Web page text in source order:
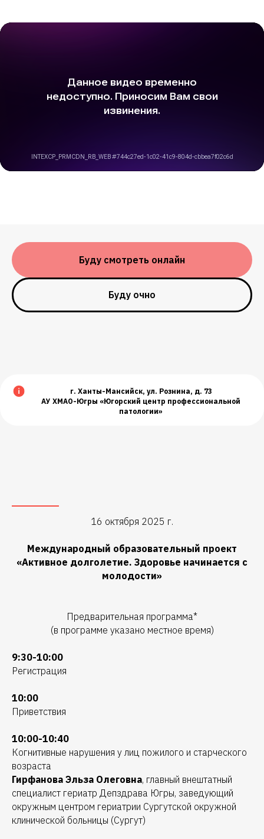
Буду смотреть онлайн
Буду очно
г. Ханты-Мансийск, ул. Рознина, д. 73
АУ ХМАО-Югры «Югорский центр профессиональной
патологии»
16 октября 2025 г.
Международный образовательный проект
«Активное долголетие. Здоровье начинается с
молодости»
Предварительная программа*
(в программе указано местное время)
9:30-10:00
Регистрация
10:00
Приветствия
10:00-10:40
Когнитивные нарушения у лиц пожилого и старческого
возраста
Гирфанова Эльза Олеговна, главный внештатный
специалист гериатр Депздрава Югры, заведующий
окружным центром гериатрии Сургутской окружной
клинической больницы (Сургут)